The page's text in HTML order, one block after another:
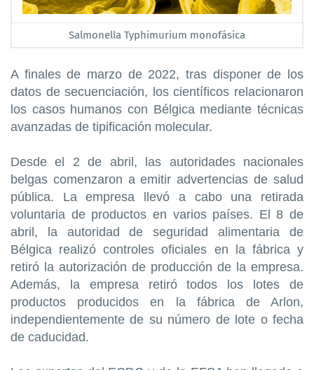
Salmonella Typhimurium monofásica
A finales de marzo de 2022, tras disponer de los
datos de secuenciación, los científicos relacionaron
los casos humanos con Bélgica mediante técnicas
avanzadas de tipificación molecular.
Desde el 2 de abril, las autoridades nacionales
belgas comenzaron a emitir advertencias de salud
pública. La empresa llevó a cabo una retirada
voluntaria de productos en varios países. El 8 de
abril, la autoridad de seguridad alimentaria de
Bélgica realizó controles oficiales en la fábrica y
retiró la autorización de producción de la empresa.
Además, la empresa retiró todos los lotes de
productos producidos en la fábrica de Arlon,
independientemente de su número de lote o fecha
de caducidad.